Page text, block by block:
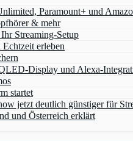
Paramount+ und
& mehr
Streaming-Setup
erleben
und
startet
jetzt deutlich günstiger für
und Österreich erklärt